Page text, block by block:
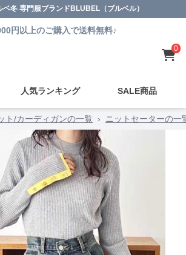
ベ冬 専門服ブランドBLUBEL（ブルベル）
円以上のご購入で送料無料♪
0
人気ランキング SALE商品
ト/カーディガンの一覧 › ニットセーターの一